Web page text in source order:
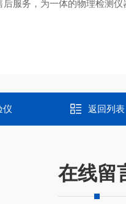
服务，为一体的物理检测
仪 返回列表
在线留